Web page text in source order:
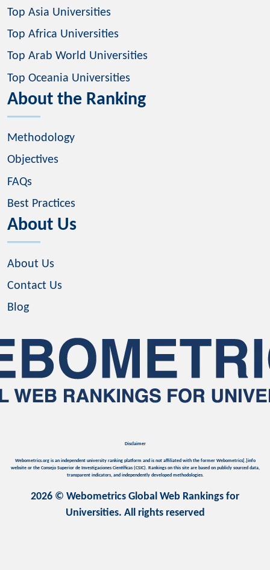
Top Asia Universities
Top Africa Universities
Top Arab World Universities
Top Oceania Universities
About the Ranking
Methodology
Objectives
FAQs
Best Practices
About Us
About Us
Contact Us
Blog
Disclaimer
Webometrics.org is an independent university ranking platform and is not affiliated with the former Webometrics[.]info
website or the Consejo Superior de Investigaciones Científicas (CSIC). Rankings on this site are based on publicly sourced data,
transparent indicators, and independently developed methodologies.
2026 © Webometrics Global Web Rankings for
Universities. All rights reserved